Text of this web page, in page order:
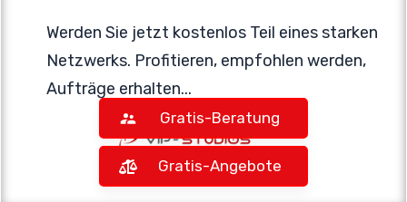
Werden Sie jetzt kostenlos Teil eines starken
Netzwerks. Profitieren, empfohlen werden,
Aufträge erhalten...
Gratis-Beratung
Gratis-Angebote